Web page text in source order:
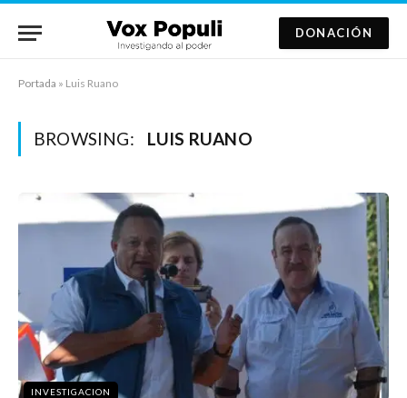
DONACIÓN
Portada » Luis Ruano
BROWSING: LUIS RUANO
INVESTIGACION